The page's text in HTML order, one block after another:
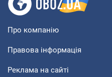
Про компанію
Правова інформація
Реклама на сайті